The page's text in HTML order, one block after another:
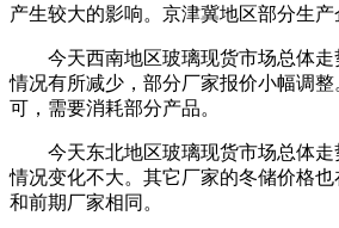
产生较大的影响。京津冀地区部分生产
今天西南地区玻璃现货市场总体走
情况有所减少，部分厂家报价小幅调
可，需要消耗部分产品。
今天东北地区玻璃现货市场总体走
情况变化不大。其它厂家的冬储价格
和前期厂家相同。